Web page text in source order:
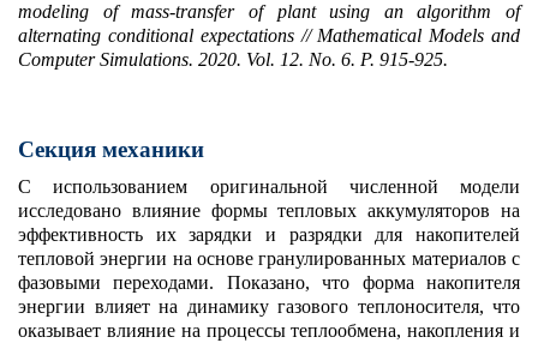
modeling of mass-transfer of plant using an algorithm of
alternating conditional expectations // Mathematical Models and
Computer Simulations. 2020. Vol. 12. No. 6. P. 915-925.
Секция механики
С использованием оригинальной численной модели
исследовано влияние формы тепловых аккумуляторов на
эффективность их зарядки и разрядки для накопителей
тепловой энергии на основе гранулированных материалов с
фазовыми переходами. Показано, что форма накопителя
энергии влияет на динамику газового теплоносителя, что
оказывает влияние на процессы теплообмена, накопления и